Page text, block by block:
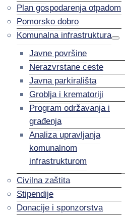
Plan gospodarenja otpadom
Pomorsko dobro
Komunalna infrastruktura
Javne površine
Nerazvrstane ceste
Javna parkirališta
Groblja i krematoriji
Program održavanja i
građenja
Analiza upravljanja
komunalnom
infrastrukturom
Civilna zaštita
Stipendije
Donacije i sponzorstva